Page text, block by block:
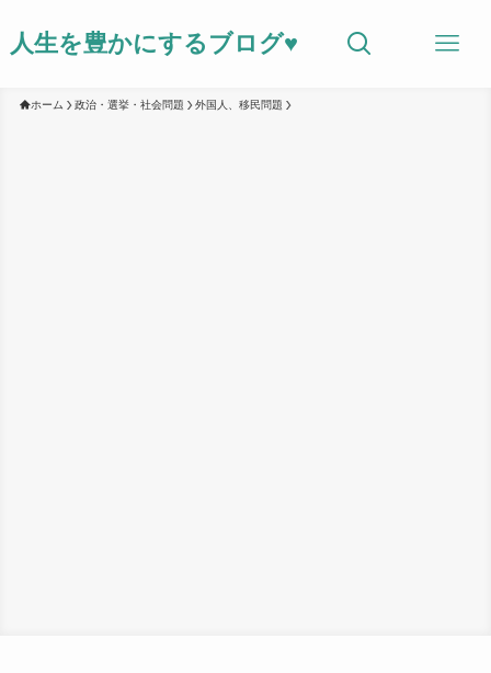
人生を豊かにするブログ♥
ホーム 政治・選挙・社会問題 外国人、移民問題